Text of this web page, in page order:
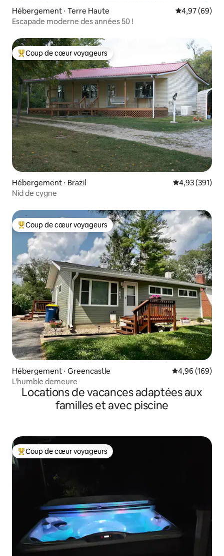
Hébergement ⋅ Terre Haute Évaluation
4,97 (69)
Escapade moderne des années 50 !
Coups de cœur voyageurs les plus appréciés
Coup de cœur voyageurs
Hébergement ⋅ Brazil Évaluation
4,93 (391)
Nid de cygne
Coups de cœur voyageurs les plus appréciés
Coup de cœur voyageurs
Hébergement ⋅ Greencastle Évaluation
4,96 (169)
L'humble demeure
Locations de vacances adaptées aux
familles et avec piscine
Coups de cœur voyageurs les plus appréciés
Coup de cœur voyageurs